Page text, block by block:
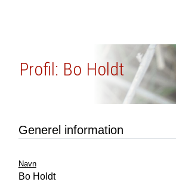
Profil: Bo Holdt
Generel information
Navn
Bo Holdt